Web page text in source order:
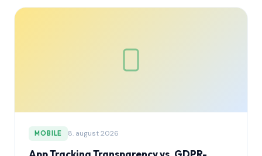
MOBILE 8. august 2026